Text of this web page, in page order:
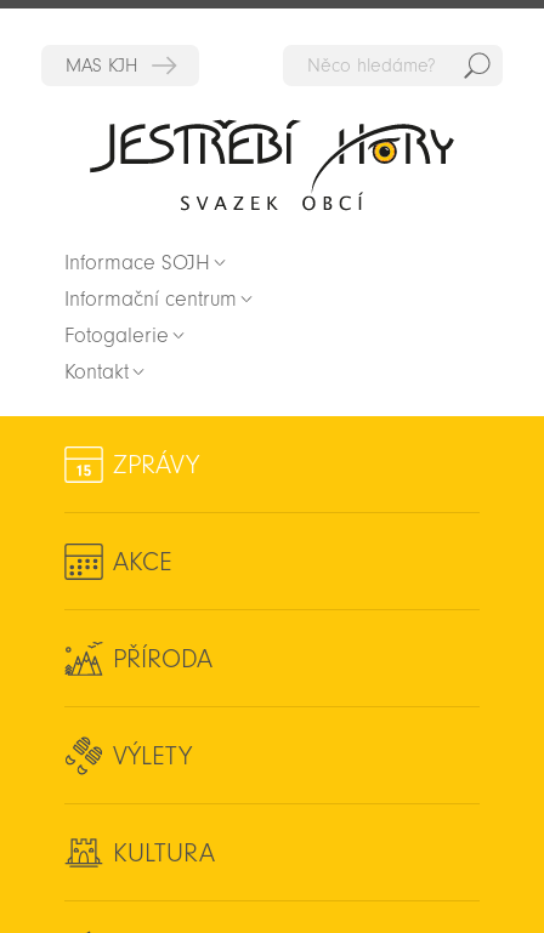
Informace SOJH
Informační centrum
Fotogalerie
Kontakt
ZPRÁVY
AKCE
PŘÍRODA
VÝLETY
KULTURA